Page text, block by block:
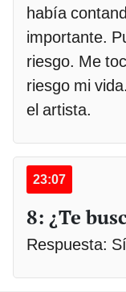
había
importante.
riesgo. Me
riesgo mi
el artista.
23:07
8: ¿Te
Respuesta: